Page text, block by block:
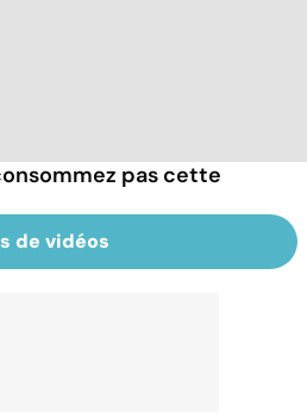
pas cette
de vidéos